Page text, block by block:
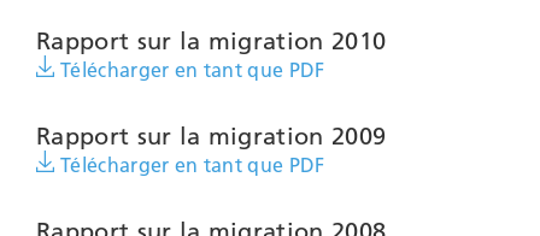
Rapport sur la migration 2010
Télécharger en tant que PDF
Rapport sur la migration 2009
Télécharger en tant que PDF